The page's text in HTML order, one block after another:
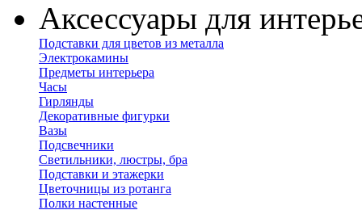
Аксессуары для
Подставки для цветов из металла
Электрокамины
Предметы интерьера
Часы
Гирлянды
Декоративные фигурки
Вазы
Подсвечники
Светильники, люстры, бра
Подставки и этажерки
Цветочницы из ротанга
Полки настенные